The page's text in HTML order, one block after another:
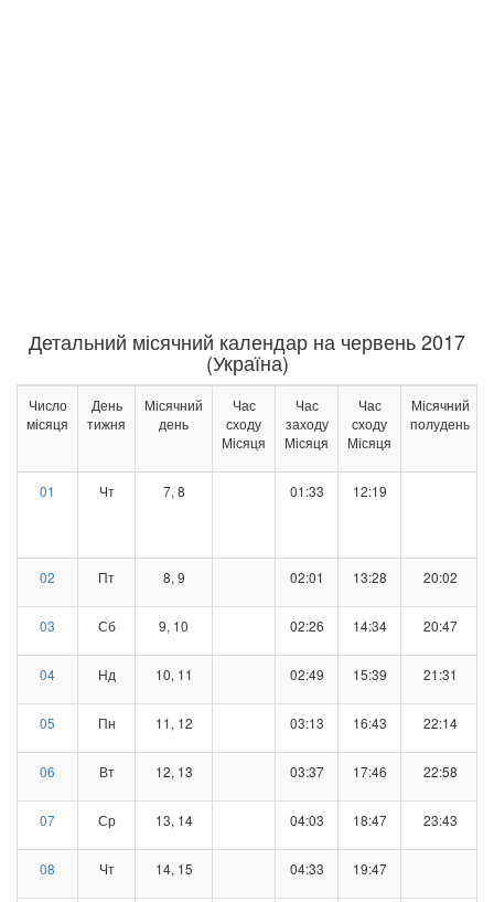
Детальний місячний календар на червень 2017
(Україна)
Число
місяця
День
тижня
Місячний
день
Час
сходу
Місяця
Час
заходу
Місяця
Час
сходу
Місяця
Місячний
полудень
01 Чт 7, 8 01:33 12:19
02 Пт 8, 9 02:01 13:28 20:02
03 Сб 9, 10 02:26 14:34 20:47
04 Нд 10, 11 02:49 15:39 21:31
05 Пн 11, 12 03:13 16:43 22:14
06 Вт 12, 13 03:37 17:46 22:58
07 Ср 13, 14 04:03 18:47 23:43
08 Чт 14, 15 04:33 19:47